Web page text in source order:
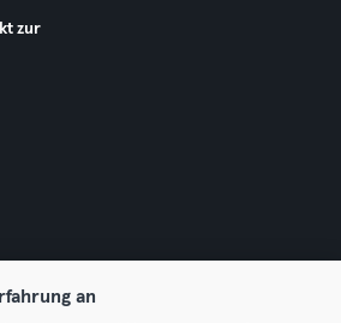
zur
an